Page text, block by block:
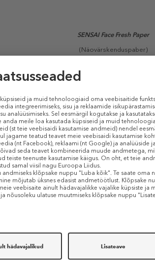
SENSAIFace Fresh Paper
(Näovärskenduspaber)
Tosawashi linasest paberist, mis on üks
ilma meiki eemaldamata.
meiki seda rikkumata! Matt näonahk
Sarnased